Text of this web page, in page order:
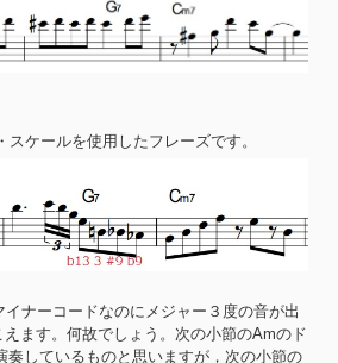
ケールを使用したフレーズです。
ナーコードなのにメジャー３度の音が出
ます。何故でしょう。次の小節のAmのド
奏しているものと思いますが，次の小節の